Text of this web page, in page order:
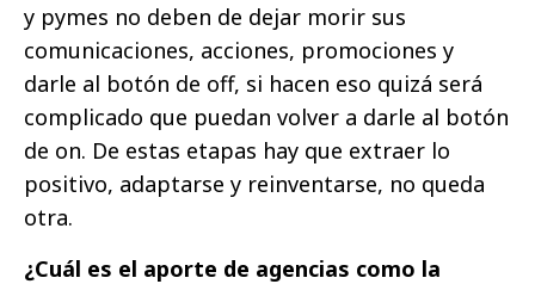
y pymes no deben de dejar morir sus
comunicaciones, acciones, promociones y
darle al botón de off, si hacen eso quizá será
complicado que puedan volver a darle al botón
de on. De estas etapas hay que extraer lo
positivo, adaptarse y reinventarse, no queda
otra.
¿Cuál es el aporte de agencias como la